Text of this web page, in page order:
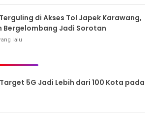
di Akses Tol Japek Karawang,
Bergelombang Jadi Sorotan
lalu
5G Jadi Lebih dari 100 Kota pada